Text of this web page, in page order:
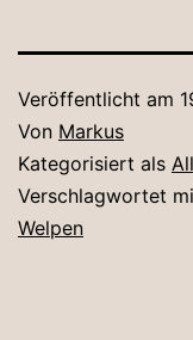
Veröffentlicht am
Von Markus
Kategorisiert als
Verschlagwortet
Welpen